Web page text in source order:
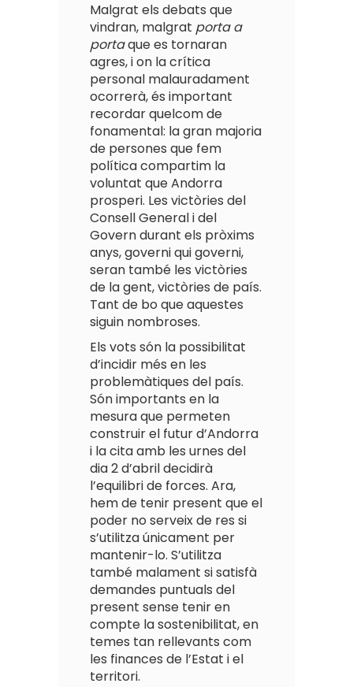
Malgrat els debats que
vindran, malgrat porta a
portaque es tornaran
agres, i on la crítica
personal malauradament
ocorrerà, és important
recordar quelcom de
fonamental: la gran majoria
de persones que fem
política compartim la
voluntat que Andorra
prosperi. Les victòries del
Consell General i del
Govern durant els pròxims
anys, governi qui governi,
seran també les victòries
de la gent, victòries de país.
Tant de bo que aquestes
siguin nombroses.
Els vots són la possibilitat
d’incidir més en les
problemàtiques del país.
Són importants en la
mesura que permeten
construir el futur d’Andorra
i la cita amb les urnes del
dia 2 d’abril decidirà
l’equilibri de forces. Ara,
hem de tenir present que el
poder no serveix de res si
s’utilitza únicament per
mantenir-lo. S’utilitza
també malament si satisfà
demandes puntuals del
present sense tenir en
compte la sostenibilitat, en
temes tan rellevants com
les finances de l’Estat i el
territori.